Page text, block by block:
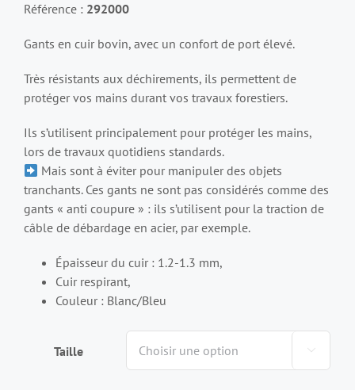
Référence : 292000
Gants en cuir bovin, avec un confort de port élevé.
Très résistants aux déchirements, ils permettent de
protéger vos mains durant vos travaux forestiers.
Ils s’utilisent principalement pour protéger les mains,
lors de travaux quotidiens standards.
Mais sont à éviter pour manipuler des objets
tranchants. Ces gants ne sont pas considérés comme des
gants « anti coupure » : ils s’utilisent pour la traction de
câble de débardage en acier, par exemple.
Épaisseur du cuir : 1.2-1.3 mm,
Cuir respirant,
Couleur : Blanc/Bleu
Taille 